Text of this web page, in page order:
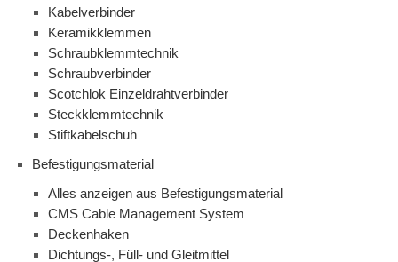
Kabelverbinder
Keramikklemmen
Schraubklemmtechnik
Schraubverbinder
Scotchlok Einzeldrahtverbinder
Steckklemmtechnik
Stiftkabelschuh
Befestigungsmaterial
Alles anzeigen aus Befestigungsmaterial
CMS Cable Management System
Deckenhaken
Dichtungs-, Füll- und Gleitmittel